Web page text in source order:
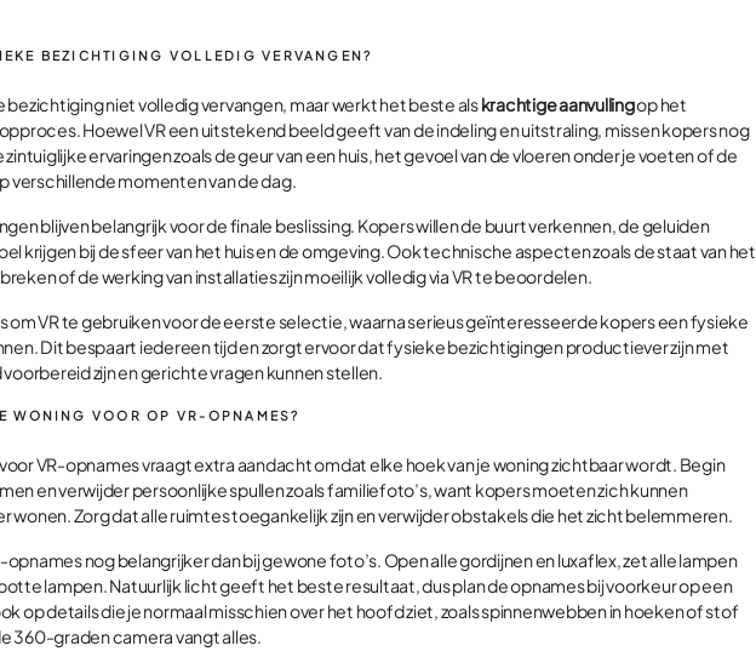
BEZICHTIGING VOLLEDIG VERVANGEN?
bezichtiging niet volledig vervangen, maar werkt het beste alskrachtige aanvullingop het
Hoewel VR een uitstekend beeld geeft van de indeling en uitstraling, missen kopers nog
ervaringen zoals de geur van een huis, het gevoel van de vloeren onder je voeten of de
verschillende momenten van de dag.
blijven belangrijk voor de finale beslissing. Kopers willen de buurt verkennen, de geluiden
krijgen bij de sfeer van het huis en de omgeving. Ook technische aspecten zoals de staat van het
of de werking van installaties zijn moeilijk volledig via VR te beoordelen.
om VR te gebruiken voor de eerste selectie, waarna serieus geïnteresseerde kopers een fysieke
Dit bespaart iedereen tijd en zorgt ervoor dat fysieke bezichtigingen productiever zijn met
zijn en gerichte vragen kunnen stellen.
WONING VOOR OP VR-OPNAMES?
VR-opnames vraagt extra aandacht omdat elke hoek van je woning zichtbaar wordt. Begin
en verwijder persoonlijke spullen zoals familiefoto’s, want kopers moeten zich kunnen
wonen. Zorg dat alle ruimtes toegankelijk zijn en verwijder obstakels die het zicht belemmeren.
opnames nog belangrijker dan bij gewone foto’s. Open alle gordijnen en luxaflex, zet alle lampen
lampen. Natuurlijk licht geeft het beste resultaat, dus plan de opnames bij voorkeur op een
op details die je normaal misschien over het hoofd ziet, zoals spinnenwebben in hoeken of stof
360-graden camera vangt alles.